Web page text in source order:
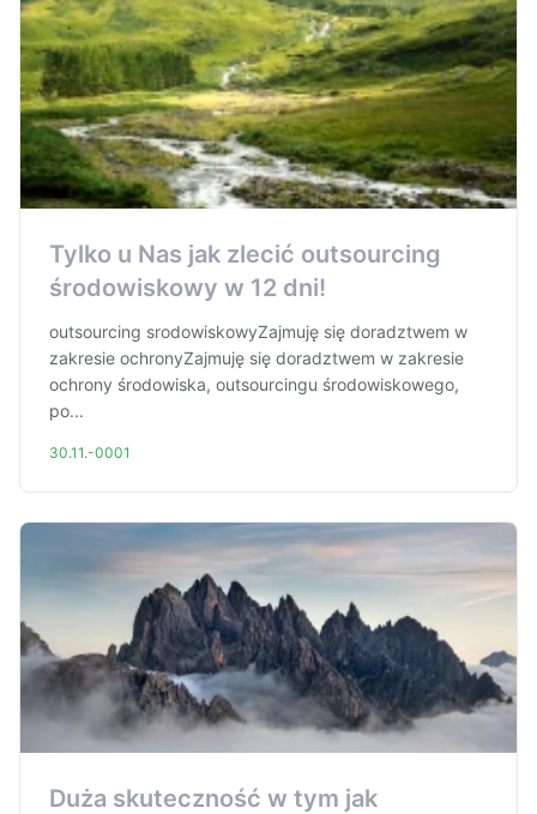
Tylko u Nas jak zlecić outsourcing
środowiskowy w 12 dni!
outsourcing srodowiskowyZajmuję się doradztwem w
zakresie ochronyZajmuję się doradztwem w zakresie
ochrony środowiska, outsourcingu środowiskowego,
po...
30.11.-0001
Duża skuteczność w tym jak